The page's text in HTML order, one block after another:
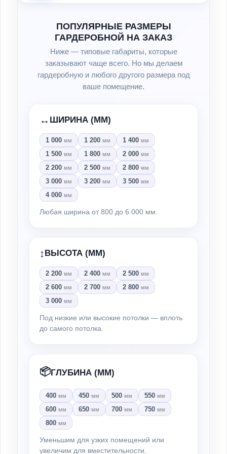
ПОПУЛЯРНЫЕ РАЗМЕРЫ
ГАРДЕРОБНОЙ НА ЗАКАЗ
Ниже — типовые габариты, которые
заказывают чаще всего. Но мы делаем
гардеробную и любого другого размера под
ваше помещение.
↔️ ШИРИНА (ММ)
1 000 мм 1 200 мм 1 400 мм
1 500 мм 1 800 мм 2 000 мм
2 200 мм 2 500 мм 2 800 мм
3 000 мм 3 200 мм 3 500 мм
4 000 мм
Любая ширина от 800 до 6 000 мм.
↕️ВЫСОТА (ММ)
2 200 мм 2 400 мм 2 500 мм
2 600 мм 2 700 мм 2 800 мм
3 000 мм
Под низкие или высокие потолки — вплоть
до самого потолка.
📦ГЛУБИНА (ММ)
400 мм 450 мм 500 мм 550 мм
600 мм 650 мм 700 мм 750 мм
800 мм
Уменьшим для узких помещений или
увеличим для вместительности.